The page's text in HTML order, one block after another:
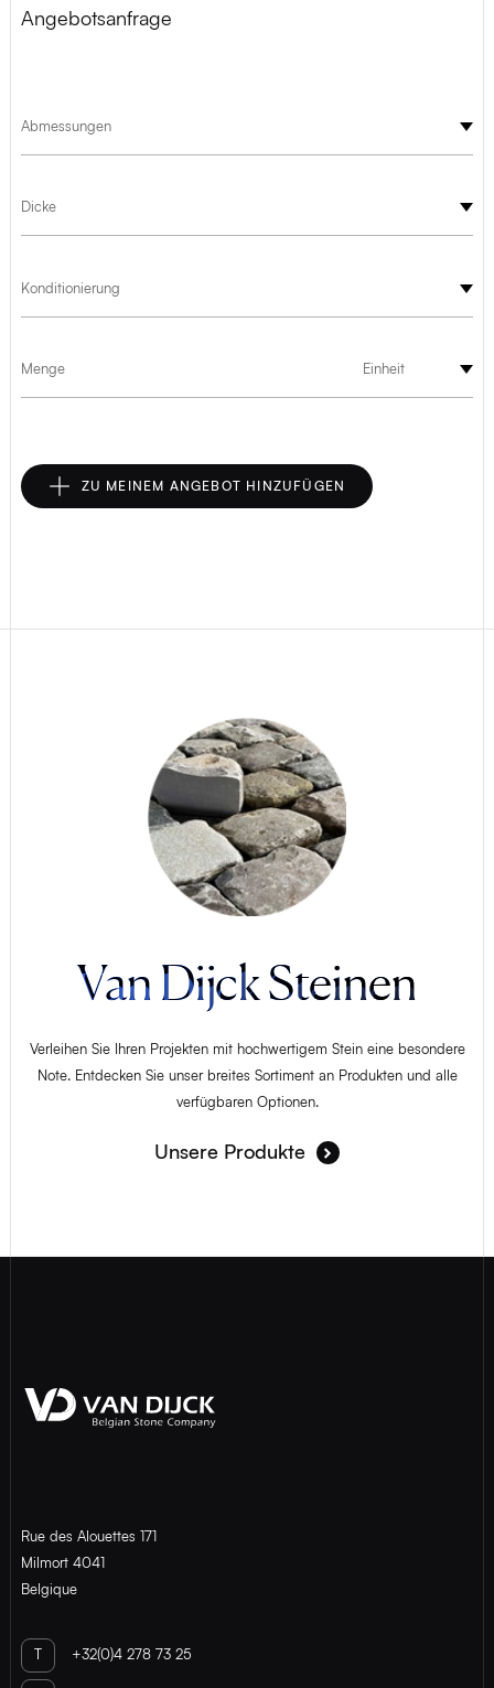
Angebotsanfrage
Abmessungen
Dicke
Konditionierung
Menge Einheit
ZU MEINEM ANGEBOT HINZUFÜGEN
Van Dijck Steinen
Verleihen Sie Ihren Projekten mit hochwertigem Stein eine besondere
Note. Entdecken Sie unser breites Sortiment an Produkten und alle
verfügbaren Optionen.
Unsere Produkte
Rue des Alouettes 171
Milmort 4041
Belgique
+32(0)4 278 73 25